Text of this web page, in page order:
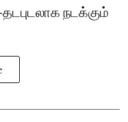
நடக்கும்